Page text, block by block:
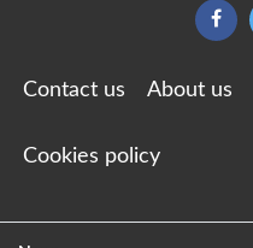
Contact us About us
Cookies policy